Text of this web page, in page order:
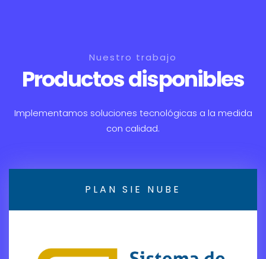
Nuestro trabajo
Productos disponibles
Implementamos soluciones tecnológicas a la medida
con calidad.
PLAN SIE NUBE